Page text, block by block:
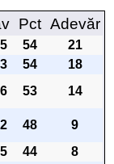
Pct Adevăr
54
21
54
18
53 14
48
9
44
8